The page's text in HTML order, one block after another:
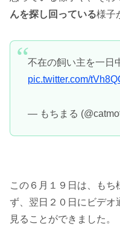
んを探し回っている様子
不在の飼い主を一日
pic.twitter.com/
— もちまる
この６月１９日は、もち
ず、翌日２０日にビデオ
見ることができました。